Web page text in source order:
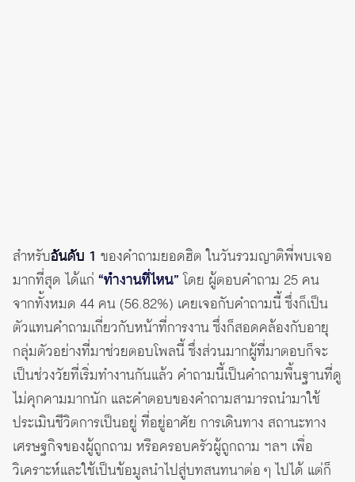
สำหรับอันดับ 1 ของคำถามยอดฮิต ในวันรวมญาติพี่พบเจอ
มากที่สุด ได้แก่ “ทำงานที่ไหน”โดย ผู้ตอบคำถาม 25 คน
จากทั้งหมด 44 คน (56.82%) เคยเจอกับคำถามนี้ ซึ่งก็เป็น
ตัวแทนคำถามเกี่ยวกับหน้าที่การงาน ซึ่งก็สอดคล้องกับอายุ
กลุ่มตัวอย่างที่มาช่วยตอบโพลนี้ ซึ่งส่วนมากผู้ที่มาตอบก็จะ
เป็นช่วงวัยที่เริ่มทำงานกันแล้ว คำถามนี้เป็นคำถามพื้นฐานที่ดู
ไม่คุกคามมากนัก และคำตอบของคำถามสามารถนำมาใช้
ประเมินชีวิตการเป็นอยู่ ที่อยู่อาศัย การเดินทาง สถานะทาง
เศรษฐกิจของผู้ถูกถาม หรือครอบครัวผู้ถูกถาม ฯลฯ เพื่อ
วิเคราะห์และใช้เป็นข้อมูลนำไปสู่บทสนทนาต่อ ๆ ไปได้ แต่ก็